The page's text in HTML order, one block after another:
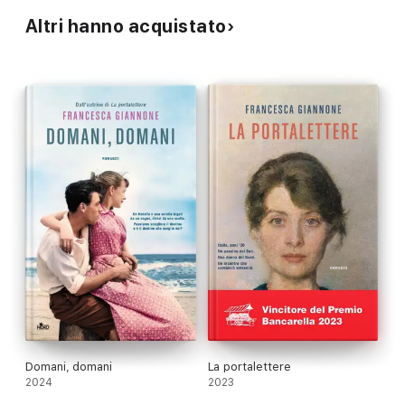
Altri hanno acquistato
Domani, domani
2024
La portalettere
2023